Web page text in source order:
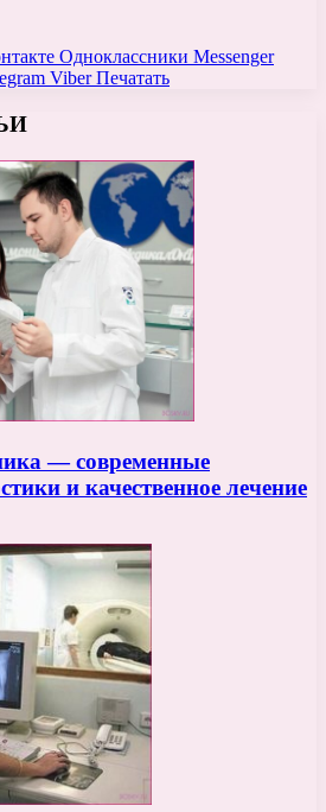
Одноклассники Messenger
Viber Печатать
— современные
и качественное лечение